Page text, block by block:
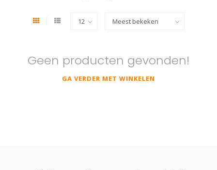
Geen producten gevonden!
GA VERDER MET WINKELEN